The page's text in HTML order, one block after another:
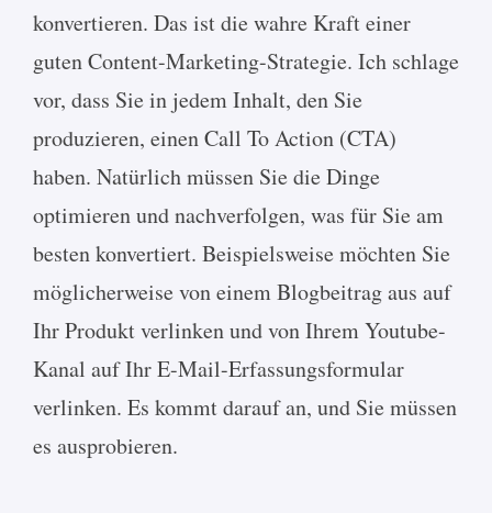
konvertieren. Das ist die wahre Kraft einer
guten Content-Marketing-Strategie. Ich schlage
vor, dass Sie in jedem Inhalt, den Sie
produzieren, einen Call To Action (CTA)
haben. Natürlich müssen Sie die Dinge
optimieren und nachverfolgen, was für Sie am
besten konvertiert. Beispielsweise möchten Sie
möglicherweise von einem Blogbeitrag aus auf
Ihr Produkt verlinken und von Ihrem Youtube-
Kanal auf Ihr E-Mail-Erfassungsformular
verlinken. Es kommt darauf an, und Sie müssen
es ausprobieren.